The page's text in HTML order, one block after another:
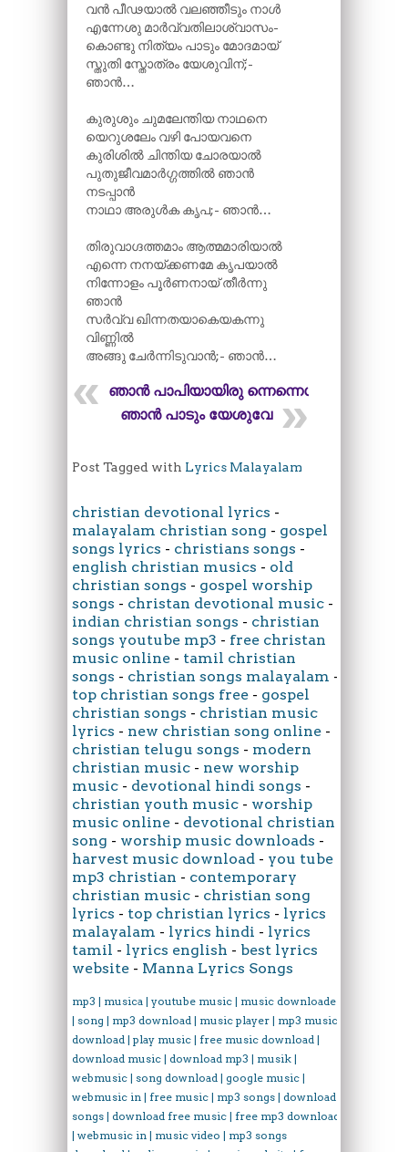
വൻ പീഢയാൽ വലഞ്ഞീടും നാൾ
എന്നേശു മാർവ്വതിലാശ്വാസം-
കൊണ്ടു നിത്യം പാടും മോദമായ്
സ്തുതി സ്തോത്രം യേശുവിന്;-
ഞാൻ…
കുരുശും ചുമലേന്തിയ നാഥനെ
യെറുശലേം വഴി പോയവനെ
കുരിശിൽ ചിന്തിയ ചോരയാൽ
പുതുജീവമാർഗ്ഗത്തിൽ ഞാൻ
നടപ്പാൻ
നാഥാ അരുൾക കൃപ;- ഞാൻ…
തിരുവാഗ്ദത്തമാം ആത്മമാരിയാൽ
എന്നെ നനയ്ക്കണമേ കൃപയാൽ
നിന്നോളം പൂർണനായ് തീർന്നു
ഞാൻ
സർവ്വ ഖിന്നതയാകെയകന്നു
വിണ്ണിൽ
അങ്ങു ചേർന്നിടുവാൻ;- ഞാൻ…
ഞാൻ പാപിയായിരു ന്നെന്നെശു
ഞാൻ പാടും യേശുവേ
Post Tagged with Lyrics Malayalam
christian devotional lyrics -
malayalam christian song - gospel
songs lyrics - christians songs -
english christian musics - old
christian songs - gospel worship
songs - christan devotional music -
indian christian songs - christian
songs youtube mp3 - free christan
music online - tamil christian
songs - christian songs malayalam -
top christian songs free - gospel
christian songs - christian music
lyrics - new christian song online -
christian telugu songs - modern
christian music - new worship
music - devotional hindi songs -
christian youth music - worship
music online - devotional christian
song - worship music downloads -
harvest music download - you tube
mp3 christian - contemporary
christian music - christian song
lyrics - top christian lyrics - lyrics
malayalam - lyrics hindi - lyrics
tamil - lyrics english - best lyrics
website - Manna Lyrics Songs
mp3 | musica | youtube music | music downloader
| song | mp3 download | music player | mp3 music
download | play music | free music download |
download music | download mp3 | musik |
webmusic | song download | google music |
webmusic in | free music | mp3 songs | download
songs | download free music | free mp3 download
| webmusic in | music video | mp3 songs